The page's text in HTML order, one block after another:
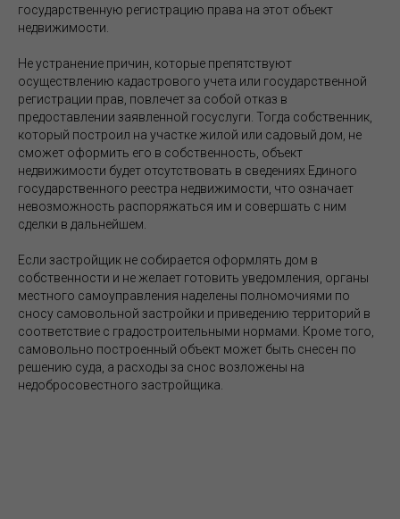
государственную регистрацию права на этот объект
недвижимости.
Не устранение причин, которые препятствуют
осуществлению кадастрового учета или государственной
регистрации прав, повлечет за собой отказ в
предоставлении заявленной госуслуги. Тогда собственник,
который построил на участке жилой или садовый дом, не
сможет оформить его в собственность, объект
недвижимости будет отсутствовать в сведениях Единого
государственного реестра недвижимости, что означает
невозможность распоряжаться им и совершать с ним
сделки в дальнейшем.
Если застройщик не собирается оформлять дом в
собственности и не желает готовить уведомления, органы
местного самоуправления наделены полномочиями по
сносу самовольной застройки и приведению территорий в
соответствие с градостроительными нормами. Кроме того,
самовольно построенный объект может быть снесен по
решению суда, а расходы за снос возложены на
недобросовестного застройщика.